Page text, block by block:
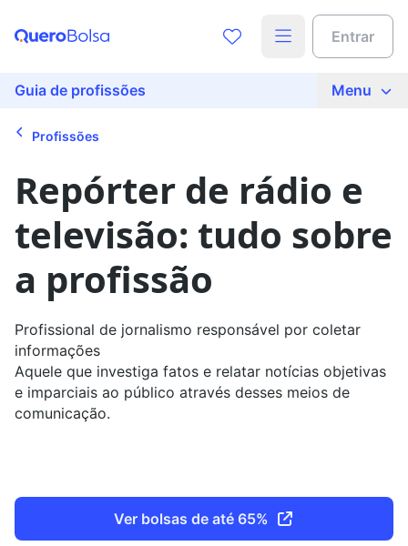
Entrar
Guia de profissões Menu
Profissões
Repórter de rádio e
televisão: tudo sobre
a profissão
Profissional de jornalismo responsável por coletar
informações
Aquele que investiga fatos e relatar notícias objetivas
e imparciais ao público através desses meios de
comunicação.
Ver bolsas de até 65%
Acesse o conteúdo completo
Preencha seus dados para liberar o acesso
Telefone
Ao continuar, você concorda com nossas
privacidade